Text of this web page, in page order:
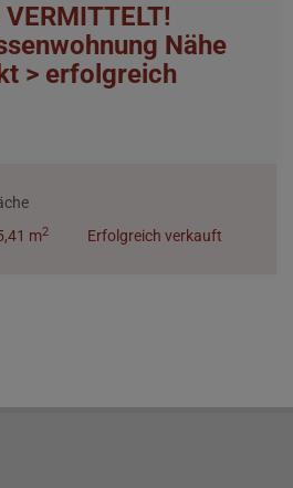
VERMITTELT!
Nähe
> erfolgreich
m2 Erfolgreich verkauft